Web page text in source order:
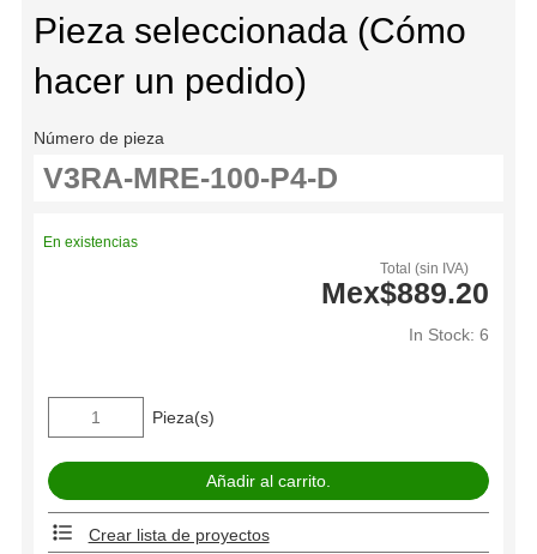
Pieza seleccionada (Cómo
hacer un pedido)
Número de pieza
Total (sin IVA)
Mex$889.20
In Stock: 6
En existencias
Pieza(s)
Crear lista de proyectos